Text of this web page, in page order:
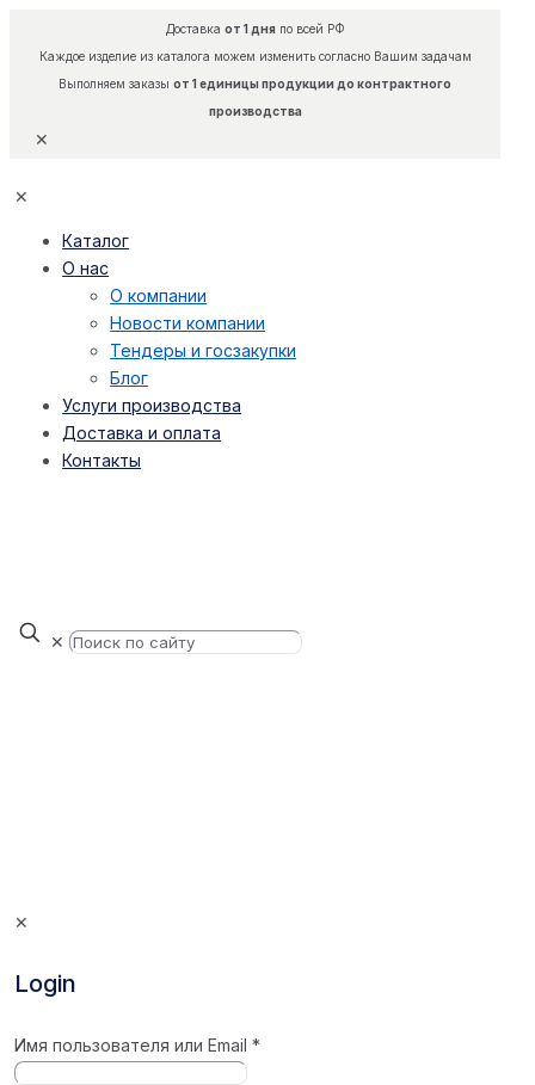
Доставка от 1 дняпо всей РФ
Каждое изделие из каталога можем изменить согласно Вашим задачам
Выполняем заказы от 1 единицы продукции до контрактного
производства
✕
✕
Каталог
О нас
О компании
Новости компании
Тендеры и госзакупки
Блог
Услуги производства
Доставка и оплата
Контакты
✕
✕
Login
Имя пользователя или Email*